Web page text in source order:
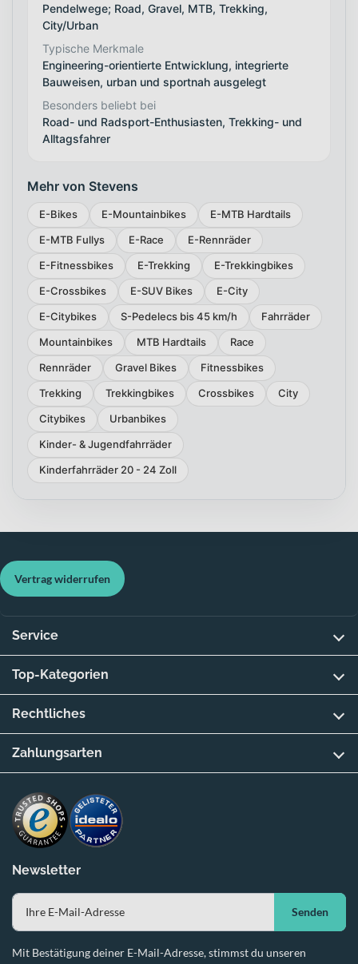
Pendelwege; Road, Gravel, MTB, Trekking,
City/Urban
Typische Merkmale
Engineering-orientierte Entwicklung, integrierte
Bauweisen, urban und sportnah ausgelegt
Besonders beliebt bei
Road- und Radsport-Enthusiasten, Trekking- und
Alltagsfahrer
Mehr von Stevens
E-Bikes E-Mountainbikes
E-MTB Hardtails
E-MTB Fullys
E-Race
E-Rennräder
E-Fitnessbikes
E-Trekking
E-Trekkingbikes
E-Crossbikes
E-SUV Bikes
E-City
E-Citybikes
S-Pedelecs bis 45 km/h
Fahrräder
Mountainbikes
MTB Hardtails
Race
Rennräder
Gravel Bikes
Fitnessbikes
Trekking
Trekkingbikes Crossbikes
City
Citybikes
Urbanbikes
Kinder- & Jugendfahrräder
Kinderfahrräder 20 - 24 Zoll
Newsletter
Senden
Mit Bestätigung deiner E-Mail-Adresse, stimmst du unseren
Vertrag widerrufen
Service
Top-Kategorien
Rechtliches
Zahlungsarten